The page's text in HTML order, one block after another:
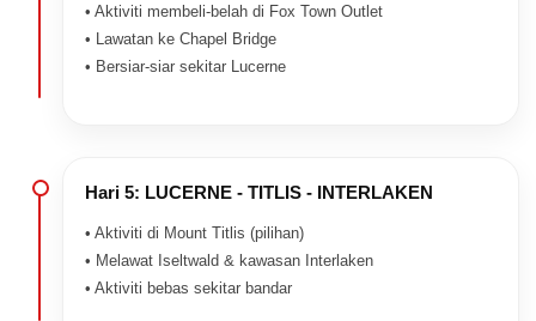
• Aktiviti membeli-belah di Fox Town Outlet
• Lawatan ke Chapel Bridge
• Bersiar-siar sekitar Lucerne
Hari 5: LUCERNE - TITLIS - INTERLAKEN
• Aktiviti di Mount Titlis (pilihan)
• Melawat Iseltwald & kawasan Interlaken
• Aktiviti bebas sekitar bandar